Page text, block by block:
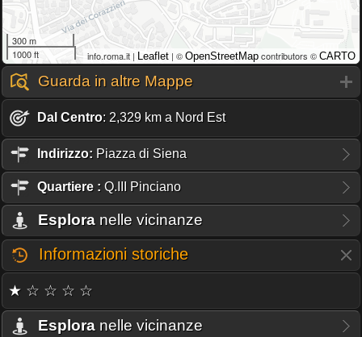
300 m
1000 ft
info.roma.it | Leaflet | © OpenStreetMap contributors © CARTO
Guarda in altre Mappe
Dal Centro: 2,329 km a Nord Est
Indirizzo: Piazza di Siena
Quartiere : Q.III Pinciano
Esplora nelle vicinanze
Informazioni storiche
★ ☆ ☆ ☆ ☆
Esplora nelle vicinanze